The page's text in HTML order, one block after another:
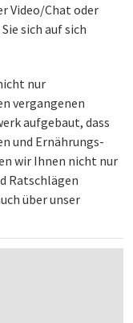
Video/Chat oder
sich auf sich
nur
vergangenen
aufgebaut, dass
und Ernährungs­
wir Ihnen nicht nur
Ratschlägen
über unser